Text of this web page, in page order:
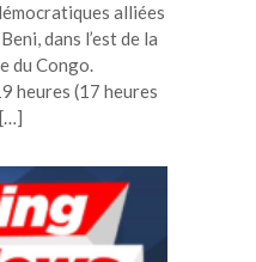
alliées
dans l’est de la
du Congo.
heures (17 heures